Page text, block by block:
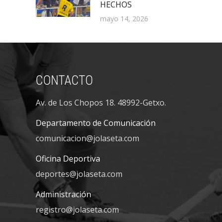
HECHOS
mayo 14, 2026
CONTACTO
Av. de Los Chopos 18. 48992-Getxo.
Departamento de Comunicación
comunicacion@jolaseta.com
Oficina Deportiva
deportes@jolaseta.com
Administración
registro@jolaseta.com